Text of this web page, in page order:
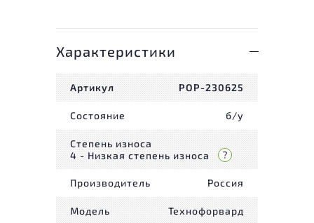
Характеристики
Артикул РОР-230625
Состояние б/у
Степень износа
4 - Низкая степень износа
Производитель Россия
Модель Технофорвард